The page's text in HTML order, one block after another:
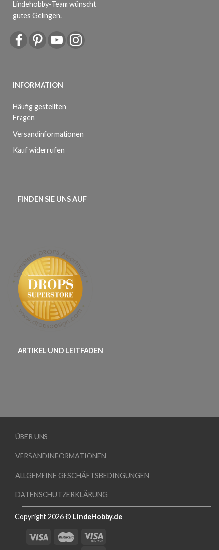
Lindehobby-Team wünscht
gutes Gelingen.
INFORMATION
Häufig gestellten
Fragen
Versandinformationen
Kauf widerrufen
FINDEN SIE UNS AUF
ARTIKEL UND LEITFADEN
ÜBER UNS
VERSANDINFORMATIONEN
ALLGEMEINE GESCHÄFTSBEDINGUNGEN
DATENSCHUTZERKLÄRUNG
Copyright 2026 © LindeHobby.de